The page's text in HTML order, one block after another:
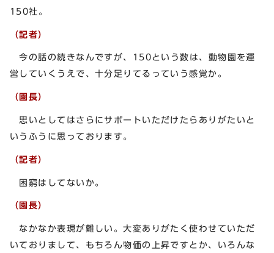
150社。
（記者）
今の話の続きなんですが、150という数は、動物園を運
営していくうえで、十分足りてるっていう感覚か。
（園長）
思いとしてはさらにサポートいただけたらありがたいと
いうふうに思っております。
（記者）
困窮はしてないか。
（園長）
なかなか表現が難しい。大変ありがたく使わせていただ
いておりまして、もちろん物価の上昇ですとか、いろんな